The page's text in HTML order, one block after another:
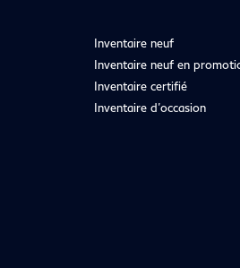
Inventaire neuf
Inventaire neuf en
Inventaire certifié
Inventaire d’occasion